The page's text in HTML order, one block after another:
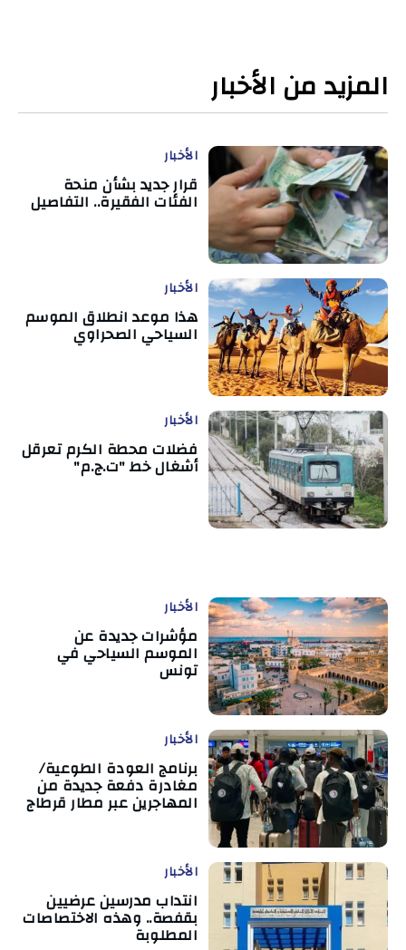
المزيد من الأخبار
الأخبار
قرار جديد بشأن منحة
الفئات الفقيرة.. التفاصيل
الأخبار
هذا موعد انطلاق الموسم
السياحي الصحراوي
الأخبار
فضلات محطة الكرم تعرقل
أشغال خط "ت.ج.م"
الأخبار
مؤشرات جديدة عن
الموسم السياحي في
تونس
الأخبار
برنامج العودة الطوعية/
مغادرة دفعة جديدة من
المهاجرين عبر مطار قرطاج
الأخبار
انتداب مدرسين عرضيين
بقفصة.. وهذه الاختصاصات
المطلوبة